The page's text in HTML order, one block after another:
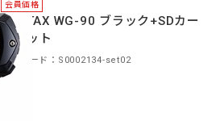
会員価格
PENTAX WG-90 ブラック+SDカー
ドセット
商品コード：S0002134-set02